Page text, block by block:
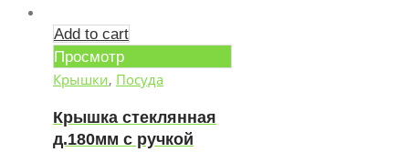
Add to cart
Просмотр
Крышки, Посуда
Крышка стеклянная
д.180мм с ручкой